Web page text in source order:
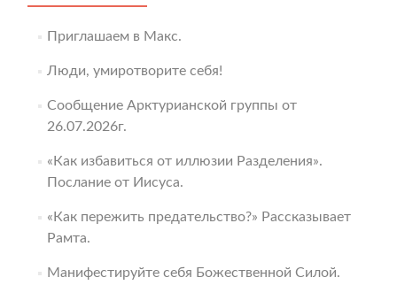
Приглашаем в Макс.
Люди, умиротворите себя!
Сообщение Арктурианской группы от
26.07.2026г.
«Как избавиться от иллюзии Разделения».
Послание от Иисуса.
«Как пережить предательство?» Рассказывает
Рамта.
Манифестируйте себя Божественной Силой.